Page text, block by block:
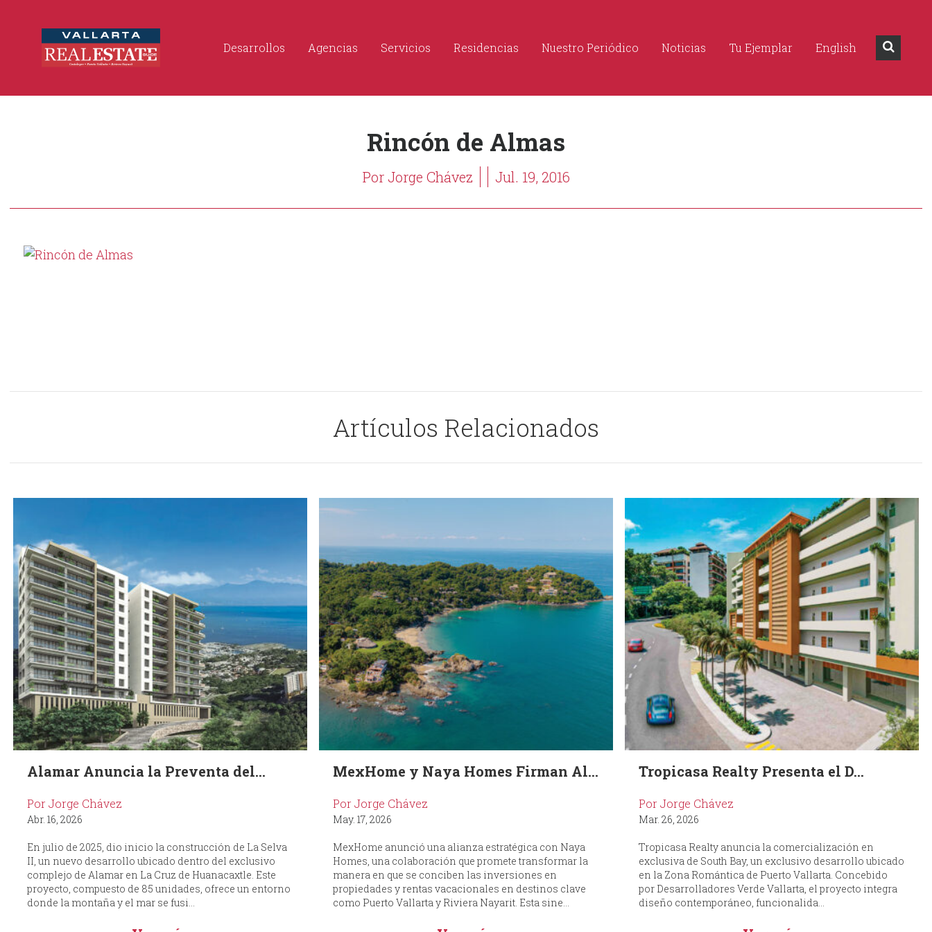
Desarrollos Agencias Servicios Residencias Nuestro Periódico Noticias Tu Ejemplar English
Rincón de Almas
Por Jorge Chávez Jul. 19, 2016
Artículos Relacionados
Alamar Anuncia la Preventa del...
Por Jorge Chávez
Abr. 16, 2026
En julio de 2025, dio inicio la construcción de La Selva
II, un nuevo desarrollo ubicado dentro del exclusivo
complejo de Alamar en La Cruz de Huanacaxtle. Este
proyecto, compuesto de 85 unidades, ofrece un entorno
donde la montaña y el mar se fusi...
MexHome y Naya Homes Firman Al...
Por Jorge Chávez
May. 17, 2026
MexHome anunció una alianza estratégica con Naya
Homes, una colaboración que promete transformar la
manera en que se conciben las inversiones en
propiedades y rentas vacacionales en destinos clave
como Puerto Vallarta y Riviera Nayarit. Esta sine...
Tropicasa Realty Presenta el D...
Por Jorge Chávez
Mar. 26, 2026
Tropicasa Realty anuncia la comercialización en
exclusiva de South Bay, un exclusivo desarrollo ubicado
en la Zona Romántica de Puerto Vallarta. Concebido
por Desarrolladores Verde Vallarta, el proyecto integra
diseño contemporáneo, funcionalida...